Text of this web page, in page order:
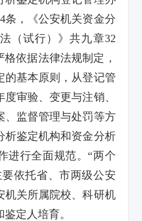
条，《公安机关资金分
（试行）》共九章32
依据法律法规制定，
的基本原则，从登记管
审验、变更与注销、
、监督管理与处罚等方
析鉴定机构和资金分析
进行全面规范。“两个
要依托省、市两级公安
机关所属院校、科研机
定人培育。